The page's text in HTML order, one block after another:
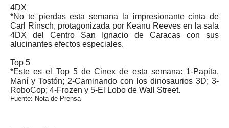
4DX
*No te pierdas esta semana la impresionante cinta de
Carl Rinsch, protagonizada por Keanu Reeves en la sala
4DX del Centro San Ignacio de Caracas con sus
alucinantes efectos especiales.
Top 5
*Este es el Top 5 de Cinex de esta semana: 1-Papita,
Maní y Tostón; 2-Caminando con los dinosaurios 3D; 3-
RoboCop; 4-Frozen y 5-El Lobo de Wall Street.
Fuente: Nota de Prensa